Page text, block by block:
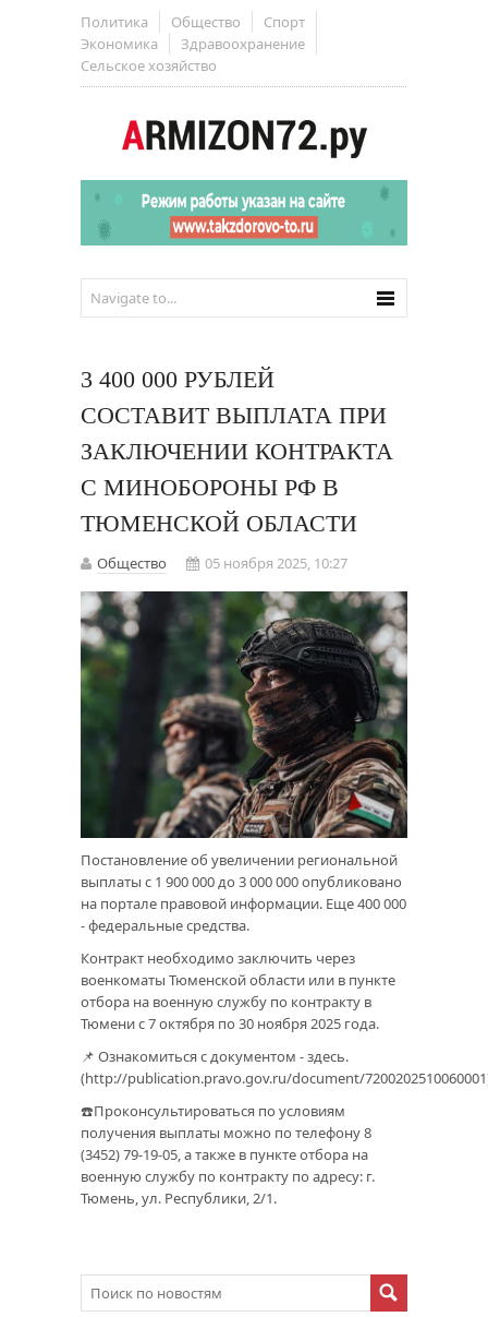
Политика Общество
Спорт
Экономика
Здравоохранение
Сельское хозяйство
3 400 000 РУБЛЕЙ
СОСТАВИТ ВЫПЛАТА ПРИ
ЗАКЛЮЧЕНИИ КОНТРАКТА
С МИНОБОРОНЫ РФ В
ТЮМЕНСКОЙ ОБЛАСТИ
Общество 05 ноября 2025, 10:27
Постановление об увеличении региональной
выплаты с 1 900 000 до 3 000 000 опубликовано
на портале правовой информации. Еще 400 000
- федеральные средства.
Контракт необходимо заключить через
военкоматы Тюменской области или в пункте
отбора на военную службу по контракту в
Тюмени с 7 октября по 30 ноября 2025 года.
📌 Ознакомиться с документом - здесь.
(http://publication.pravo.gov.ru/document/
☎️Проконсультироваться по условиям
получения выплаты можно по телефону 8
(3452) 79-19-05, а также в пункте отбора на
военную службу по контракту по адресу: г.
Тюмень, ул. Республики, 2/1.